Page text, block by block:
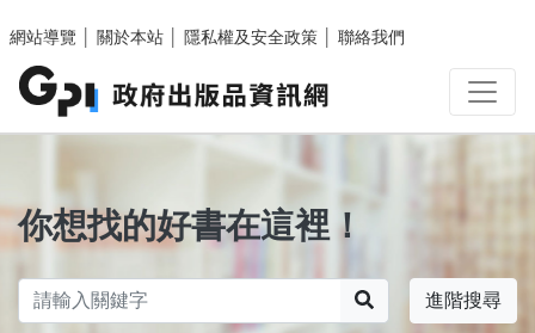
網站導覽
關於本站 隱私權及安全政策 聯絡我們
你想找的好書在這裡！
進階搜尋